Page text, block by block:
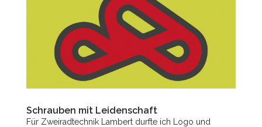
Schrauben mit Leidenschaft
Für Zweiradtechnik Lambert durfte ich Logo und